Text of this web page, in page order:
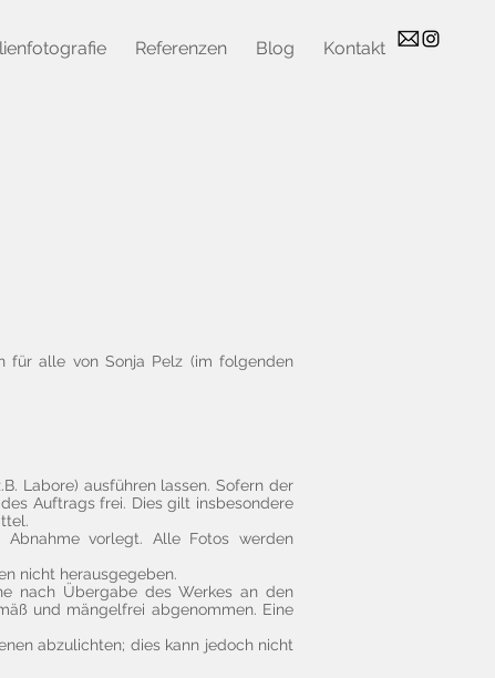
Referenzen Blog Kontakt
für alle von Sonja Pelz (im folgenden
Labore) ausführen lassen. Sofern der
Auftrags frei. Dies gilt insbesondere
vorlegt. Alle Fotos werden
nicht herausgegeben.
nach Übergabe des Werkes an den
und mängelfrei abgenommen. Eine
abzulichten; dies kann jedoch nicht